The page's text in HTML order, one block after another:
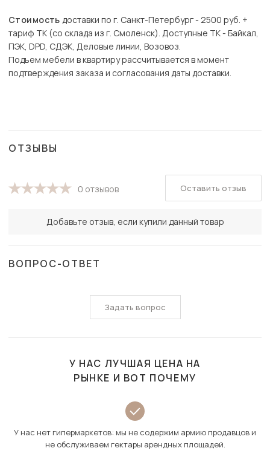
Стоимость доставки по г. Санкт-Петербург - 2500 руб. +
тариф ТК (со склада из г. Смоленск). Доступные ТК - Байкал,
ПЭК, DPD, СДЭК, Деловые линии, Возовоз.
Подъем мебели в квартиру рассчитывается в момент
подтверждения заказа и согласования даты доставки.
ОТЗЫВЫ
0 отзывов
Добавьте отзыв, если купили данный товар
Оставить отзыв
ВОПРОС-ОТВЕТ
Задать вопрос
У НАС ЛУЧШАЯ ЦЕНА НА
РЫНКЕ И ВОТ ПОЧЕМУ
У нас нет гипермаркетов: мы не содержим армию продавцов и
не обслуживаем гектары арендных площадей.